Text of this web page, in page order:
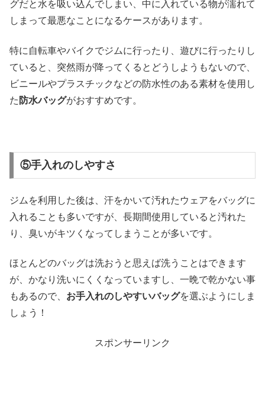
グだと水を吸い込んでしまい、中に入れている物が濡れて
しまって最悪なことになるケースがあります。
特に自転車やバイクでジムに行ったり、遊びに行ったりし
ていると、突然雨が降ってくるとどうしようもないので、
ビニールやプラスチックなどの防水性のある素材を使用し
た 防水バッグがおすすめです。
⑤手入れのしやすさ
ジムを利用した後は、汗をかいて汚れたウェアをバッグに
入れることも多いですが、長期間使用していると汚れた
り、臭いがキツくなってしまうことが多いです。
ほとんどのバッグは洗おうと思えば洗うことはできます
が、かなり洗いにくくなっていますし、一晩で乾かない事
もあるので、 お手入れのしやすいバッグを選ぶようにしま
しょう！
スポンサーリンク